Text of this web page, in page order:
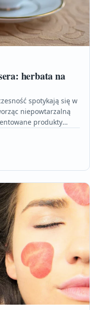
herbata na
spotykają się w
niepowtarzalną
produkty